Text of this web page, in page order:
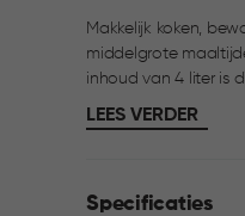
Makkelijk koken,
middelgrote
inhoud van 4 liter is
voorbereiden van
eenvoudig te
LEES VERDER
Specificaties